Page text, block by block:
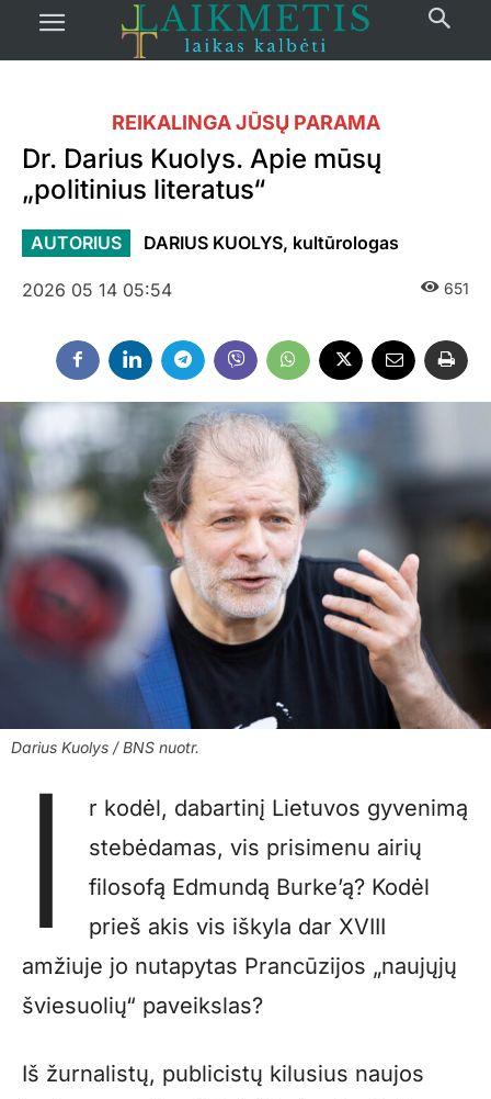
REIKALINGA JŪSŲ PARAMA
Dr. Darius Kuolys. Apie mūsų
„politinius literatus“
AUTORIUS DARIUS KUOLYS, kultūrologas
2026 05 14 05:54 651
Darius Kuolys / BNS nuotr.
I
r kodėl, dabartinį Lietuvos gyvenimą
stebėdamas, vis prisimenu airių
filosofą Edmundą Burke’ą? Kodėl
prieš akis vis iškyla dar XVIII
amžiuje jo nutapytas Prancūzijos „naujųjų
šviesuolių“ paveikslas?
Iš žurnalistų, publicistų kilusius naujos